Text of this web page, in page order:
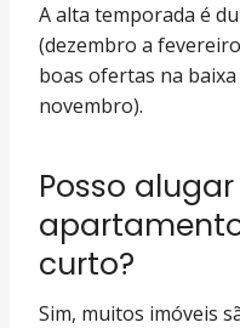
A alta temporada é
(dezembro a
boas ofertas na
novembro).
Posso
curto?
Sim, muitos imóveis